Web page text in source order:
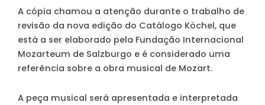
A cópia chamou a atenção durante o trabalho de
revisão da nova edição do Catálogo Köchel, que
está a ser elaborado pela Fundação Internacional
Mozarteum de Salzburgo e é considerado uma
referência sobre a obra musical de Mozart.
A peça musical será apresentada e interpretada